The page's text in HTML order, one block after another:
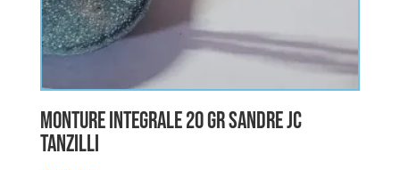
Monture integrale 20 gr sandre JC
TANZILLI